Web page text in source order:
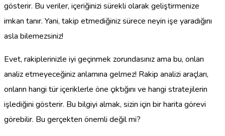
gösterir. Bu veriler, içeriğinizi sürekli olarak geliştirmenize
imkan tanır. Yani, takip etmediğiniz sürece neyin işe yaradığını
asla bilemezsiniz!
Evet, rakiplerinizle iyi geçinmek zorundasınız ama bu, onları
analiz etmeyeceğiniz anlamına gelmez! Rakip analizi araçları,
onların hangi tür içeriklerle öne çıktığını ve hangi stratejilerin
işlediğini gösterir. Bu bilgiyi almak, sizin için bir harita görevi
görebilir. Bu gerçekten önemli değil mi?